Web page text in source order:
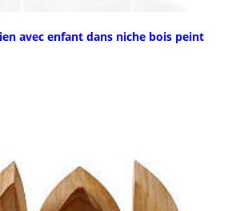
avec enfant dans niche bois peint